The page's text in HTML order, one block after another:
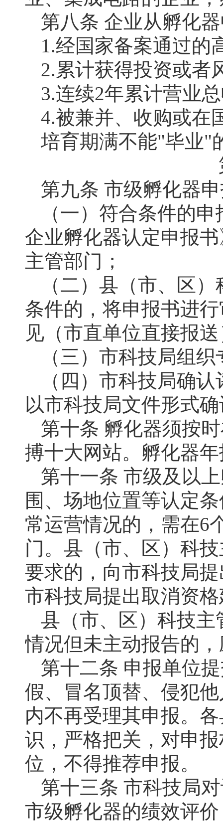
第八条 企业从孵化
1.经国家备案通过的
2.累计获得投资或者
3.连续2年累计营业
4.被兼并、收购或在
培育期满不能"毕业"
第九条 市级孵化器
（一）符合条件的
企业孵化器认定申报
主管部门；
（二）县（市、区
条件的，将申报书进
见（市直单位直接报
（三）市科技局组
（四）市科技局确
以市科技局文件形式
第十条 孵化器须按
搏十大网站。孵化器
第十一条 市级及以
围、场地位置等认定
常运营情况的，需在6
门。县（市、区）科
要求的，向市科技局
市科技局提出取消资
县（市、区）科技
情况但未主动报告的
第十二条 申报单位
假、冒名顶替、侵犯
内不再受理其申报。
识，严格把关，对申
位，不得推荐申报。
第十三条 市科技局
市级孵化器的绩效评